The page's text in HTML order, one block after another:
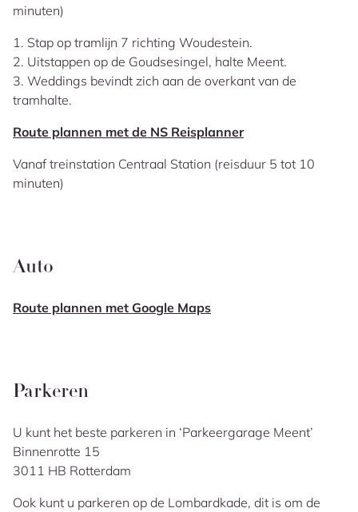
minuten)
1. Stap op tramlijn 7 richting Woudestein.
2. Uitstappen op de Goudsesingel, halte Meent.
3. Weddings bevindt zich aan de overkant van de
tramhalte.
Route plannen met de NS Reisplanner
Vanaf treinstation Centraal Station (reisduur 5 tot 10
minuten)
Auto
Route plannen met Google Maps
Parkeren
U kunt het beste parkeren in ‘Parkeergarage Meent’
Binnenrotte 15
3011 HB Rotterdam
Ook kunt u parkeren op de Lombardkade, dit is om de